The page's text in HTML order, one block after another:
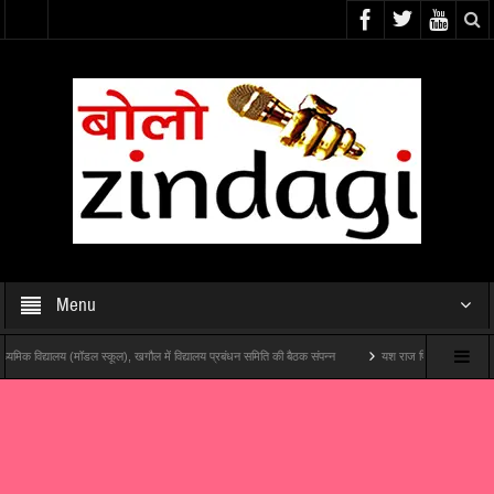
Menu
विद्यालय (मॉडल स्कूल), खगौल में विद्यालय प्रबंधन समिति की बैठक संपन्न यश राज फिल्म्स और पोशम पा